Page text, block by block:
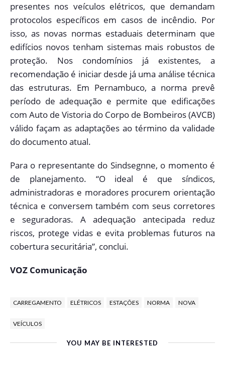
presentes nos veículos elétricos, que demandam
protocolos específicos em casos de incêndio. Por
isso, as novas normas estaduais determinam que
edifícios novos tenham sistemas mais robustos de
proteção. Nos condomínios já existentes, a
recomendação é iniciar desde já uma análise técnica
das estruturas. Em Pernambuco, a norma prevê
período de adequação e permite que edificações
com Auto de Vistoria do Corpo de Bombeiros (AVCB)
válido façam as adaptações ao término da validade
do documento atual.
Para o representante do Sindsegnne, o momento é
de planejamento. “O ideal é que síndicos,
administradoras e moradores procurem orientação
técnica e conversem também com seus corretores
e seguradoras. A adequação antecipada reduz
riscos, protege vidas e evita problemas futuros na
cobertura securitária”, conclui.
VOZ Comunicação
CARREGAMENTO ELÉTRICOS ESTAÇÕES NORMA NOVA
VEÍCULOS
YOU MAY BE INTERESTED